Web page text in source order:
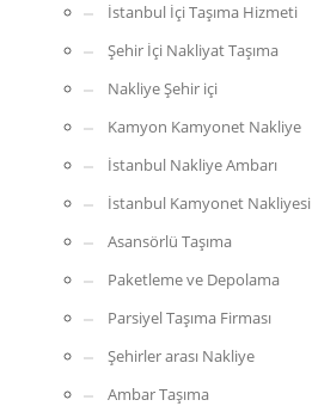
İstanbul İçi Taşıma Hizmeti
Şehir İçi Nakliyat Taşıma
Nakliye Şehir içi
Kamyon Kamyonet Nakliye
İstanbul Nakliye Ambarı
İstanbul Kamyonet Nakliyesi
Asansörlü Taşıma
Paketleme ve Depolama
Parsiyel Taşıma Firması
Şehirler arası Nakliye
Ambar Taşıma